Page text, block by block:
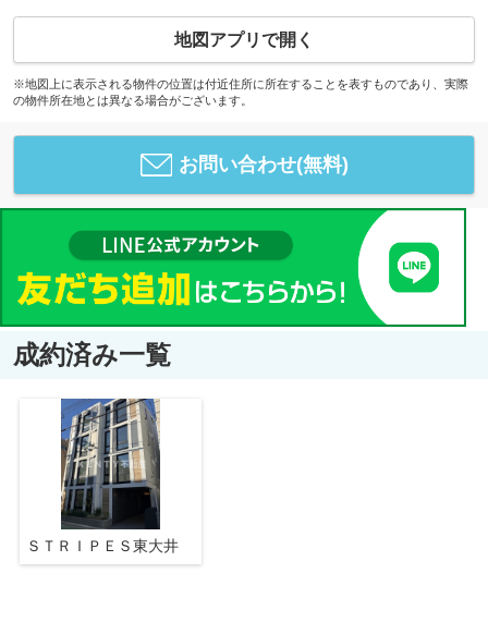
地図アプリで開く
※地図上に表示される物件の位置は付近住所に所在することを表すものであり、実際
の物件所在地とは異なる場合がございます。
お問い合わせ(無料)
成約済み一覧
ＳＴＲＩＰＥＳ東大井